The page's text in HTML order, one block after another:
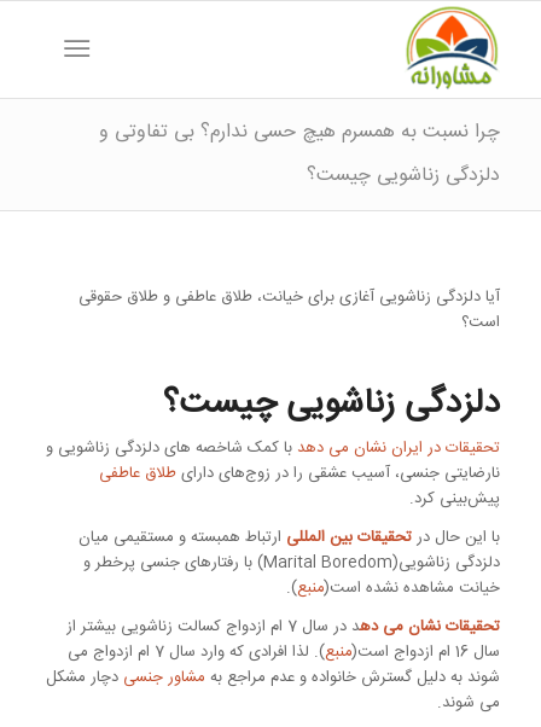
چرا نسبت به همسرم هیچ حسی ندارم؟ بی تفاوتی و
دلزدگی زناشویی چیست؟
آیا دلزدگی زناشویی آغازی برای خیانت، طلاق عاطفی و طلاق حقوقی
است؟
دلزدگی زناشویی چیست؟
تحقیقات در ایران نشان می دهد با کمک شاخصه های دلزدگی زناشویی و
نارضایتی جنسی، آسیب عشقی را در زوج‌های دارایطلاق عاطفی
پیش‌بینی کرد.
با این حال درتحقیقات بین المللی ارتباط همبسته و مستقیمی میان
دلزدگی زناشویی(Marital Boredom) با رفتارهای جنسی پرخطر و
خیانت مشاهده نشده است(منبع).
تحقیقات نشان می ده
د در سال 7 ام ازدواج کسالت زناشویی بیشتر از
سال 16 ام ازدواج است(
منبع
). لذا افرادی که وارد سال 7 ام ازدواج می
شوند به دلیل گسترش خانواده و عدم مراجع به مشاور جنسی دچار مشکل
می شوند.